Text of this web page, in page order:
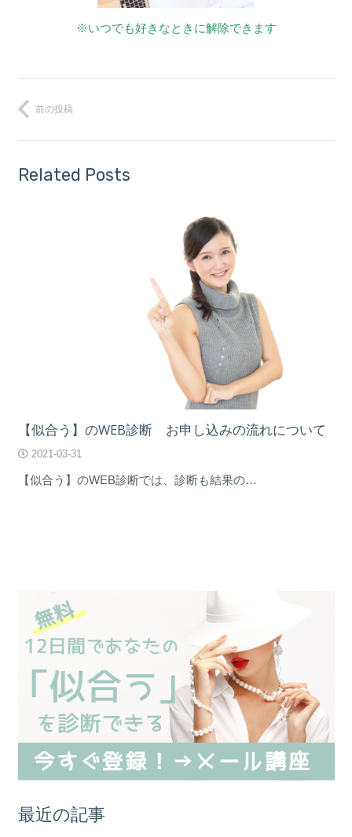
※いつでも好きなときに解除できます
前の投稿
Related Posts
【似合う】のWEB診断 お申し込みの流れについて
2021-03-31
【似合う】のWEB診断では、診断も結果の…
最近の記事